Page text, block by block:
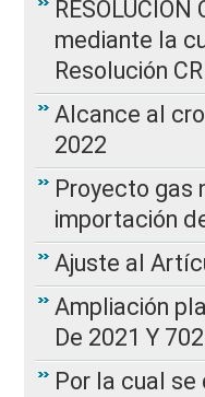
mediante la
Resolución
Alcance al
2022
Proyecto gas
importación
Ajuste al
Ampliación
De 2021 Y
Por la cual